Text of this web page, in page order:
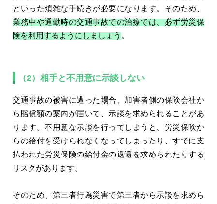
といった煩雑な手続きが必要になります。そのため、
業務中や通勤時の交通事故での治療では、必ず労災保
険を利用するようにしましょう 。
（2）相手と不用意に示談しない
交通事故の被害に遭った場合、加害者側の保険会社か
ら賠償額の案内が届いて、示談を求められることがあ
ります。不用意な示談を行ってしまうと、労災保険か
らの給付を受けられなくなってしまったり、すでに支
払われた労災保険の給付金の返還を求められたりする
リスクがあります。
そのため、第三者行為災害で第三者から示談を求めら